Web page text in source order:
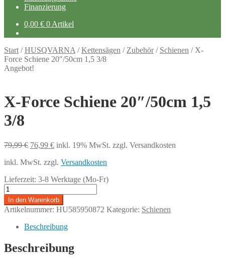
Finanzierung
0,00 € 0 Artikel
Start /HUSQVARNA /Kettensägen / Zubehör/ Schienen / X-
Force Schiene 20″/50cm 1,5 3/8
Angebot!
X-Force Schiene 20″/50cm 1,5
3/8
79,99€ Ursprünglicher
war:
76,99 €Aktueller
ist:
inkl. 19% MwSt. zzgl. Versandkosten
inkl. MwSt. zzgl. Versandkosten
Lieferzeit: 3-8 Werktage (Mo-Fr)
X-
Force
Schiene
20″/50cm
Menge
In den Warenkorb
Artikelnummer: HU585950872 Kategorie: Schienen
Beschreibung
Beschreibung